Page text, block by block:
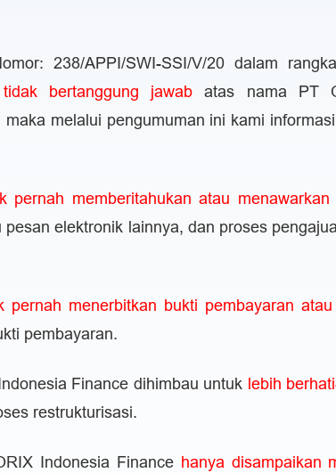
238/APPI/SWI-SSI/V/20 dalam rangka
bertanggung jawab
atas nama PT
melalui pengumuman ini kami
pernah memberitahukan atau menawarkan
elektronik lainnya, dan proses
pernah menerbitkan bukti pembayaran
pembayaran.
Finance dihimbau untuk lebih
restrukturisasi.
Indonesia Finance hanya disampaikan